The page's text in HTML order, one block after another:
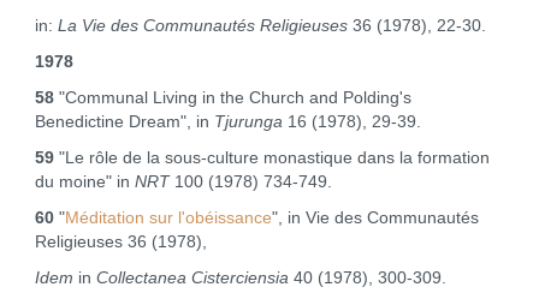
in: La Vie des Communautés Religieuses36 (1978), 22-30.
1978
58"Communal Living in the Church and Polding's
Benedictine Dream", in Tjurunga 16 (1978), 29‑39.
59"Le rôle de la sous-culture monastique dans la formation
du moine" in NRT100 (1978) 734-749.
60"Méditation sur l'obéissance", in Vie des Communautés
Religieuses 36 (1978),
Idem in Collectanea Cisterciensia 40 (1978), 300‑309.